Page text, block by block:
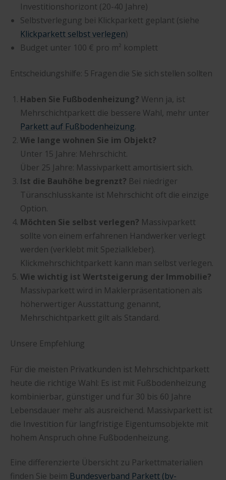
Investitionshorizont (20-40 Jahre)
Selbstverlegung bei Klickparkett geplant (siehe
Klickparkett selbst verlegen)
Budget unter 100 € pro m² komplett
Entscheidungshilfe: 5 Fragen die Sie sich stellen sollten
Haben Sie Fußbodenheizung? Wenn ja, ist
Mehrschichtparkett die bessere Wahl, mehr unter
Parkett auf Fußbodenheizung.
Wie lange wohnen Sie im Objekt?
Unter 15 Jahre: Mehrschicht.
Über 25 Jahre: Massivparkett amortisiert sich.
Ist die Bauhöhe begrenzt? Bei niedriger
Türanschlusskante ist Mehrschicht oft die einzige
Option.
Möchten Sie selbst verlegen? Massivparkett
sollte von einem erfahrenen Handwerker verlegt
werden (verklebt mit Spezialkleber).
Klickmehrschichtparkett kann man selbst verlegen.
Wie wichtig ist Wertsteigerung der Immobilie?
Massivparkett wird in Maklerpräsentationen als
höherwertiger Ausstattung genannt,
Mehrschichtparkett gilt als Standard.
Unsere Empfehlung
Für die meisten Privatkunden ist Mehrschichtparkett
heute die richtige Wahl: Es ist mit Fußbodenheizung
kombinierbar, günstiger und für 30 bis 60 Jahre
Lebensdauer mehr als ausreichend. Massivparkett ist
die Investition für langfristige Eigentumsobjekte mit
hohem Anspruch ohne Fußbodenheizung.
Eine differenzierte Übersicht zu Parkettmaterialien
finden Sie beim Bundesverband Parkett (bv-